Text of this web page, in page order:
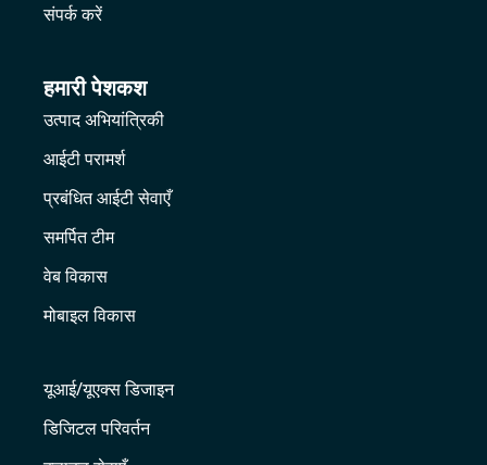
संपर्क करें
हमारी पेशकश
उत्पाद अभियांत्रिकी
आईटी परामर्श
प्रबंधित आईटी सेवाएँ
समर्पित टीम
वेब विकास
मोबाइल विकास
यूआई/यूएक्स डिजाइन
डिजिटल परिवर्तन